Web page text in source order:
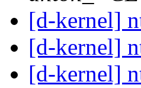
[d-kernel]
[d-kernel]
[d-kernel]